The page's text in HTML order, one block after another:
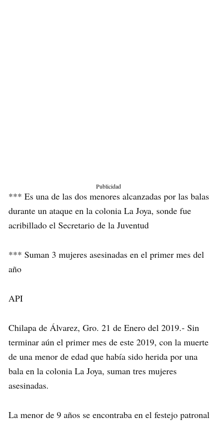
Publicidad
*** Es una de las dos menores alcanzadas por las balas
durante un ataque en la colonia La Joya, sonde fue
acribillado el Secretario de la Juventud
*** Suman 3 mujeres asesinadas en el primer mes del
año
API
Chilapa de Álvarez, Gro. 21 de Enero del 2019.- Sin
terminar aún el primer mes de este 2019, con la muerte
de una menor de edad que había sido herida por una
bala en la colonia La Joya, suman tres mujeres
asesinadas.
La menor de 9 años se encontraba en el festejo patronal